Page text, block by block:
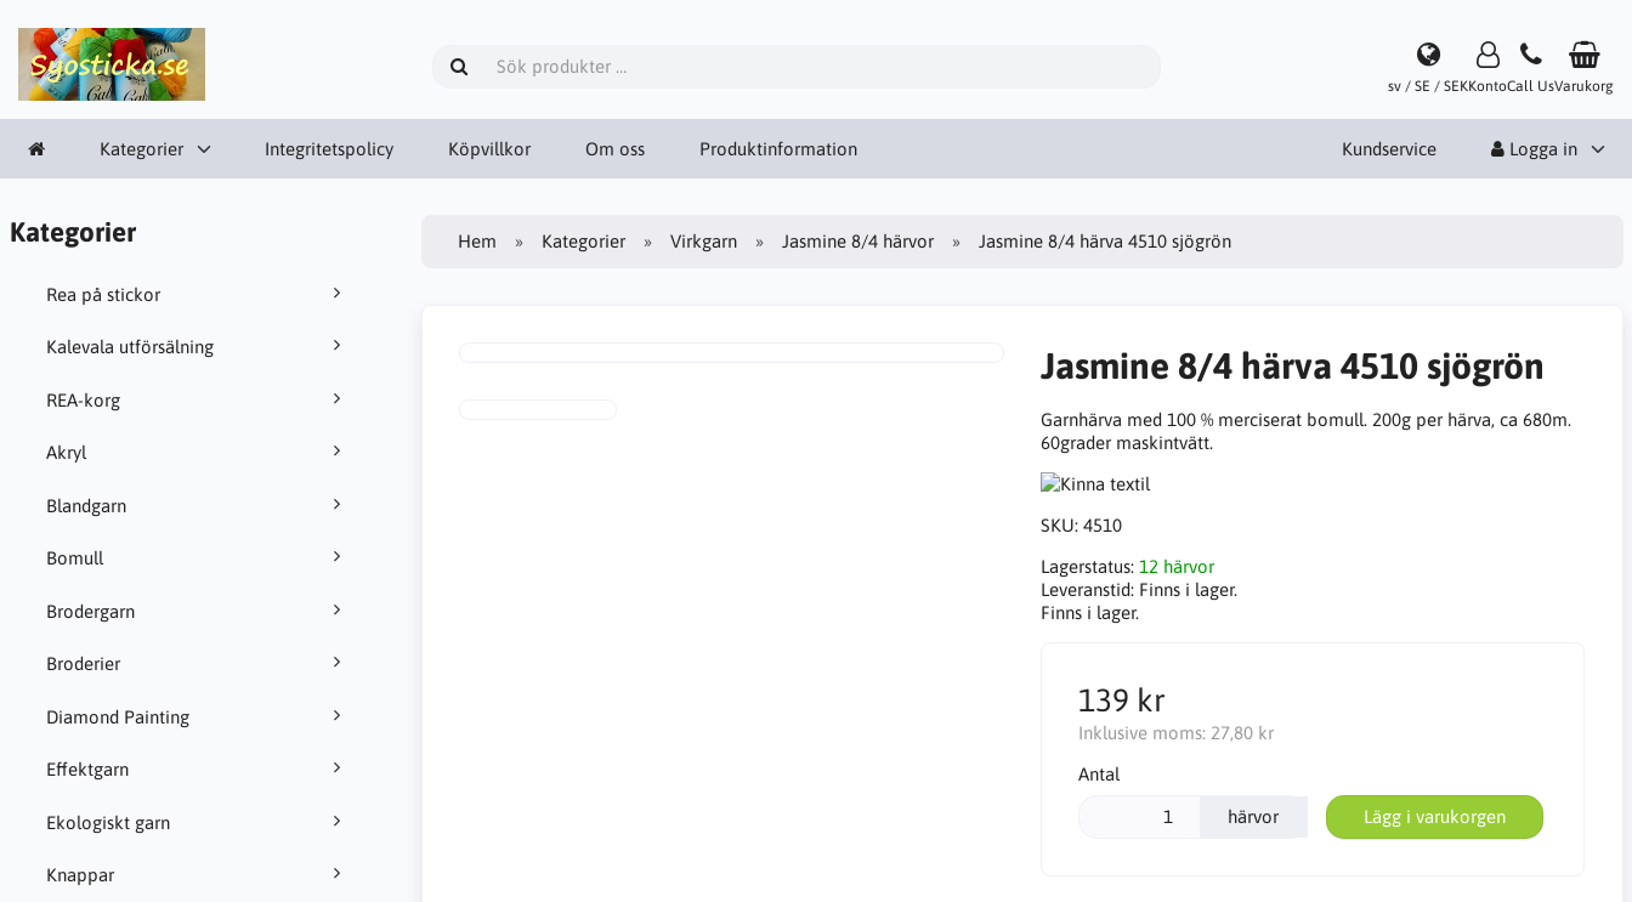
sv / SE / SEKKontoCall UsVarukorg
Kategorier Integritetspolicy Köpvillkor Om oss Produktinformation Kundservice Logga in
Kategorier
Rea på stickor
Kalevala utförsälning
REA-korg
Akryl
Blandgarn
Bomull
Brodergarn
Broderier
Diamond Painting
Effektgarn
Ekologiskt garn
Knappar
Hem Kategorier Virkgarn Jasmine 8/4 härvor Jasmine 8/4 härva 4510 sjögrön
Jasmine 8/4 härva 4510 sjögrön
Garnhärva med 100 % merciserat bomull. 200g per härva, ca 680m.
60grader maskintvätt.
SKU: 4510
Lagerstatus: 12 härvor
Leveranstid: Finns i lager.
Finns i lager.
139 kr
Inklusive moms: 27,80 kr
Antal
härvor Lägg i varukorgen